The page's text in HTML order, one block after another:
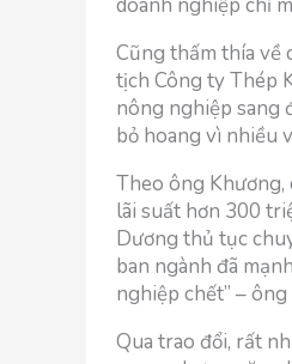
Cũng thấm thía về
tịch Công ty Thép
nông nghiệp sang
bỏ hoang vì nhiều
Theo ông Khương,
lãi suất hơn 300
Dương thủ tục
ban ngành đã
nghiệp chết” – ông
Qua trao đổi, rất